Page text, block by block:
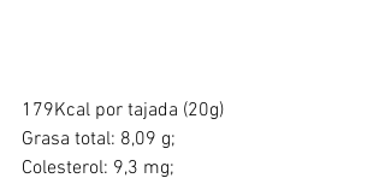
179Kcal por tajada (20g)
Grasa total: 8,09 g;
Colesterol: 9,3 mg;